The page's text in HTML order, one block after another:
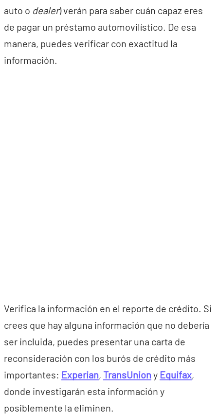
auto o dealer) verán para saber cuán capaz eres
de pagar un préstamo automovilístico. De esa
manera, puedes verificar con exactitud la
información.
Verifica la información en el reporte de crédito. Si
crees que hay alguna información que no debería
ser incluida, puedes presentar una carta de
reconsideración con los burós de crédito más
importantes: Experian, TransUnion y Equifax,
donde investigarán esta información y
posiblemente la eliminen.